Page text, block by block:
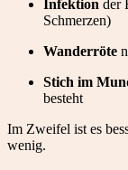
Infektion der
Schmerzen)
Wanderröte
Stich im
besteht
Im Zweifel ist es
wenig.